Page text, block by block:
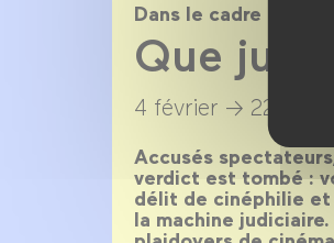
Dans le cadre de
Que
4 février → 22 mars
Accusés
verdict est tombé :
délit de cinéphilie et
la machine